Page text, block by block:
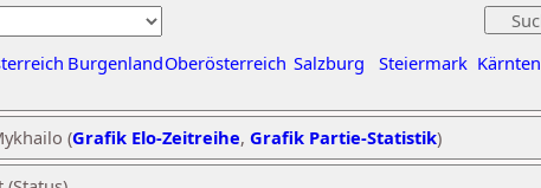
BurgenlandOberösterreich Salzburg Steiermark Kärnten
(Grafik Elo-Zeitreihe, Grafik Partie-Statistik)